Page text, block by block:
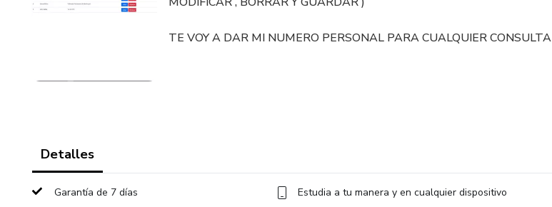
TE VOY A DAR MI NUMERO PERSONAL PARA CUALQUIER CONSULTA
Detalles
Garantía de 7 días Estudia a tu manera y en cualquier dispositivo